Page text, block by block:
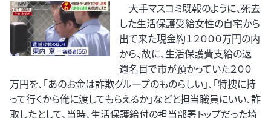
大手マスコミ既報のように、死去
した生活保護受給女性の自宅から
出て来た現金約１２０００万円の内
から、故に、生活保護費支給の返
還名目で市が預かっていた２００
万円を、「あのお金は詐欺グループのものらしい」、「特捜に持
って行くから俺に渡してもらえるか」などと担当職員にいい、詐
取したとして、当時、生活保護給付の担当部署トップだった埼